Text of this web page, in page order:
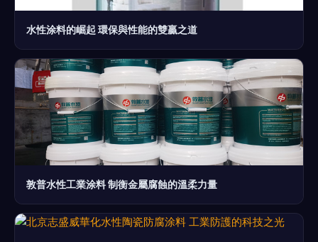
水性涂料的崛起 環保與性能的雙贏之道
敦普水性工業涂料 制衡金屬腐蝕的溫柔力量